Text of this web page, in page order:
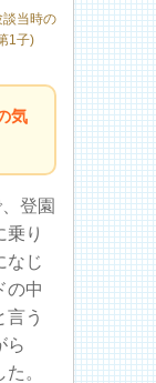
談当時の
1子)
気
登園
乗り
なじ
の中
言う
ら
。